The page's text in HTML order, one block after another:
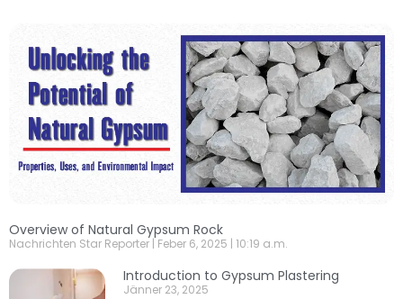
Overview of Natural Gypsum Rock
Nachrichten Star Reporter Feber 6, 2025 10:19 a.m.
Introduction to Gypsum Plastering
Jänner 23, 2025